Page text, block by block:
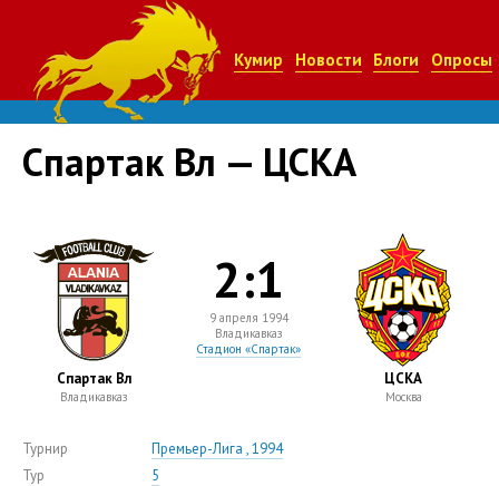
Кумир Новости Блоги Опросы
Спартак Вл — ЦСКА
Спартак Вл
Владикавказ
2:1
9 апреля 1994
Владикавказ
Стадион «Спартак»
ЦСКА
Москва
Турнир
Премьер-Лига , 1994
Тур
5